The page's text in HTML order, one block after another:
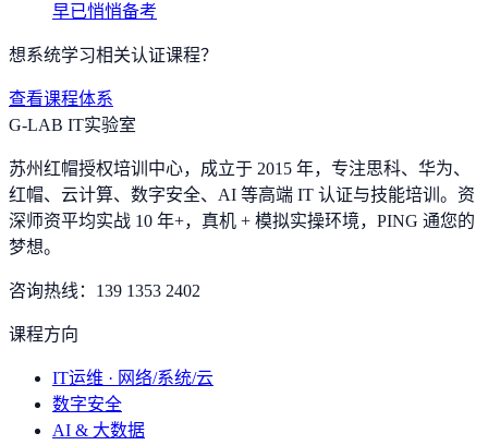
早已悄悄备考
想系统学习相关认证课程？
查看课程体系
G-LAB IT实验室
苏州红帽授权培训中心，成立于 2015 年，专注思科、华为、
红帽、云计算、数字安全、AI 等高端 IT 认证与技能培训。资
深师资平均实战 10 年+，真机 + 模拟实操环境， PING 通您的
梦想。
咨询热线： 139 1353 2402
课程方向
IT运维 · 网络/系统/云
数字安全
AI & 大数据